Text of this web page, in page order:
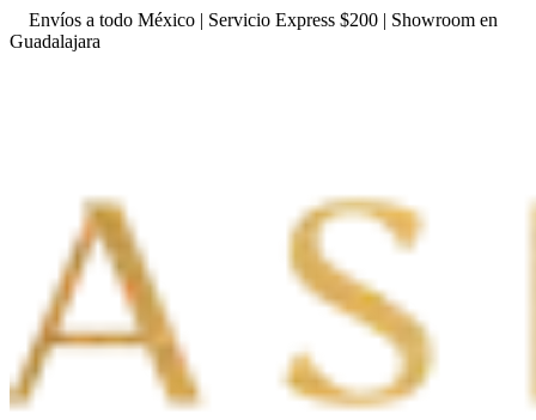
Envíos a todo México | Servicio Express $200 | Showroom en
Guadalajara